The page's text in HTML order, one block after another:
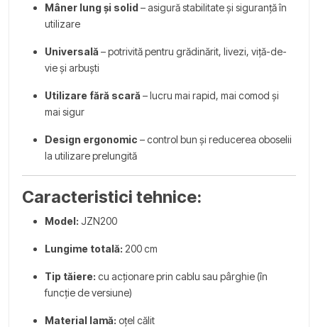
Mâner lung și solid– asigură stabilitate și siguranță în
utilizare
Universală – potrivită pentru grădinărit, livezi, viță-de-
vie și arbuști
Utilizare fără scară – lucru mai rapid, mai comod și
mai sigur
Design ergonomic – control bun și reducerea oboselii
la utilizare prelungită
Caracteristici tehnice:
Model: JZN200
Lungime totală: 200 cm
Tip tăiere: cu acționare prin cablu sau pârghie (în
funcție de versiune)
Material lamă: oțel călit